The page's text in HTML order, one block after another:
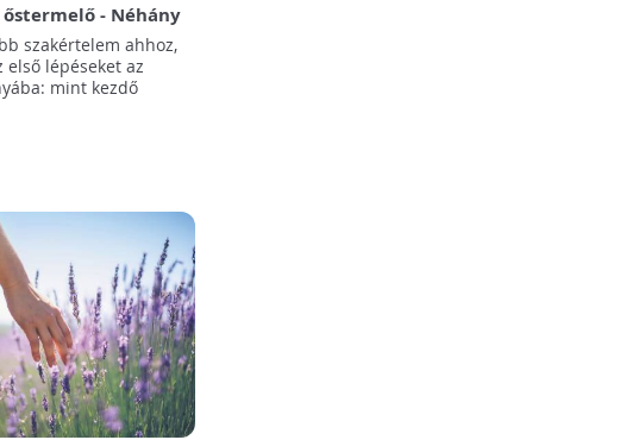
- Néhány
irányába
szakértelem ahhoz,
első lépéseket az
mint kezdő